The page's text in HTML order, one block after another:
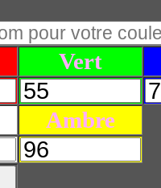
Vert
Ambre